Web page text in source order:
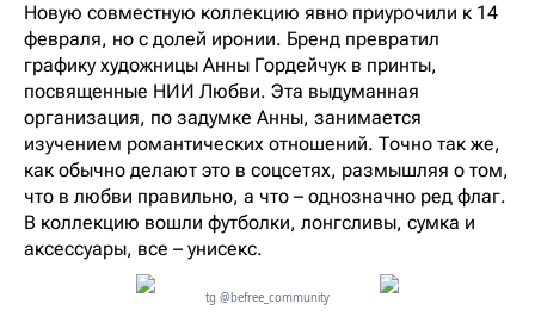
Новую совместную коллекцию явно приурочили к 14
февраля, но с долей иронии. Бренд превратил
графику художницы Анны Гордейчук в принты,
посвященные НИИ Любви. Эта выдуманная
организация, по задумке Анны, занимается
изучением романтических отношений. Точно так же,
как обычно делают это в соцсетях, размышляя о том,
что в любви правильно, а что – однозначно ред флаг.
В коллекцию вошли футболки, лонгсливы, сумка и
аксессуары, все – унисекс.
tg @befree_community